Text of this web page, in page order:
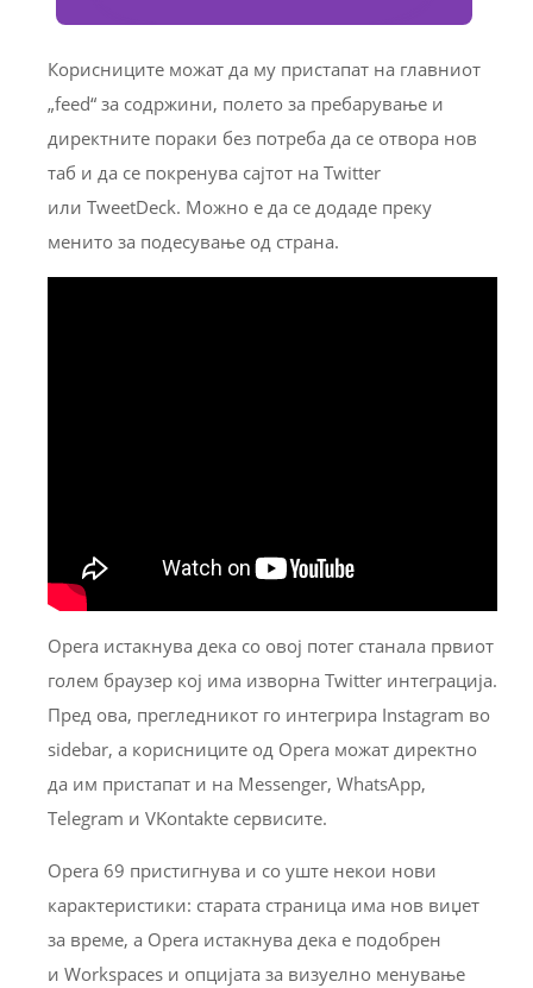
Корисниците можат да му пристапат на главниот
„feed“ за содржини, полето за пребарување и
директните пораки без потреба да се отвора нов
таб и да се покренува сајтот на Twitter
или TweetDeck. Можно е да се додаде преку
менито за подесување од страна.
Opera истакнува дека со овој потег станала првиот
голем браузер кој има изворна Twitter интеграција.
Пред ова, прегледникот го интегрира Instagram во
sidebar, а корисниците од Opera можат директно
да им пристапат и на Messenger, WhatsApp,
Telegram и VKontakte сервисите.
Opera 69 пристигнува и со уште некои нови
карактеристики: старата страница има нов виџет
за време, а Opera истакнува дека е подобрен
и Workspaces и опцијата за визуелно менување